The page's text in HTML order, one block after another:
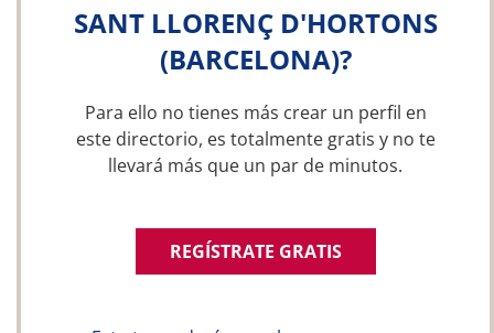
SANT LLORENÇ D'HORTONS
(BARCELONA)?
Para ello no tienes más crear un perfil en
este directorio, es totalmente gratis y no te
llevará más que un par de minutos.
REGÍSTRATE GRATIS